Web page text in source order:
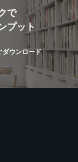
で
プット
ダウンロード